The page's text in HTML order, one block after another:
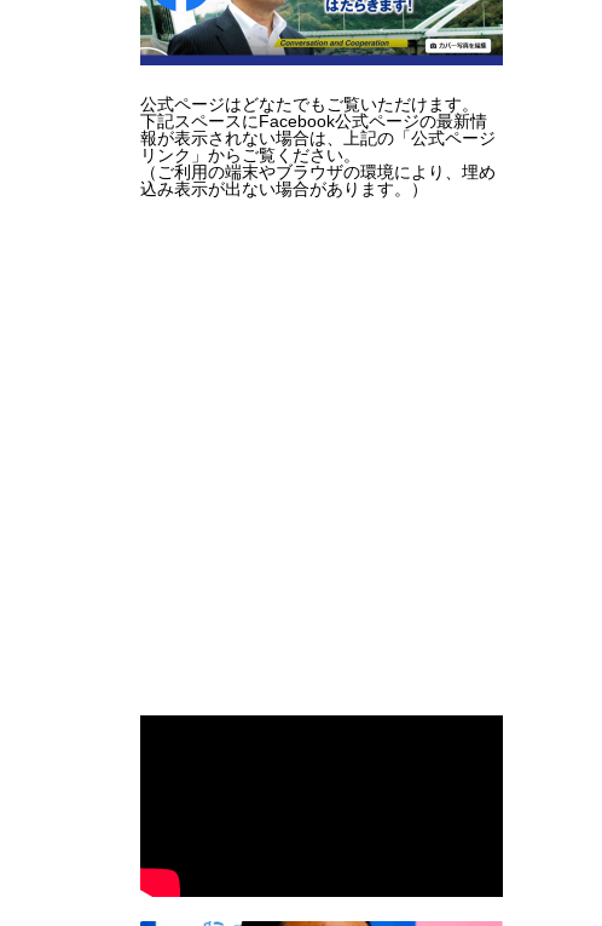
公式ページはどなたでもご覧いただけます。
下記スペースにFacebook公式ページの最新情
報が表示されない場合は、上記の「公式ページ
リンク」からご覧ください。
（ご利用の端末やブラウザの環境により、埋め
込み表示が出ない場合があります。）